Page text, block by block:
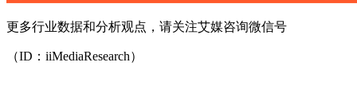
更多行业数据和分析观点，请关注艾媒咨询微信号
（ID：iiMediaResearch）